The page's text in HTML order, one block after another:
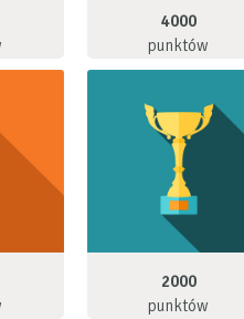
4000
punktów
2000
punktów